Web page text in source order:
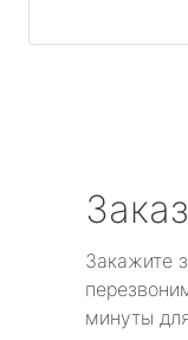
Закажите
минуты